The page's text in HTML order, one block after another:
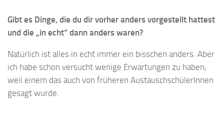
Gibt es Dinge, die du dir vorher anders vorgestellt hattest
und die „in echt“ dann anders waren?
Natürlich ist alles in echt immer ein bisschen anders. Aber
ich habe schon versucht wenige Erwartungen zu haben,
weil einem das auch von früheren AustauschschülerInnen
gesagt wurde.